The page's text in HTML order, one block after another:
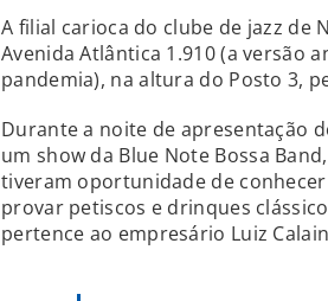
A filial carioca do clube de jazz de
Avenida Atlântica 1.910 (a versão
pandemia), na altura do Posto 3,
Durante a noite de apresentação
um show da Blue Note Bossa
tiveram oportunidade de
provar petiscos e drinques
pertence ao empresário Luiz